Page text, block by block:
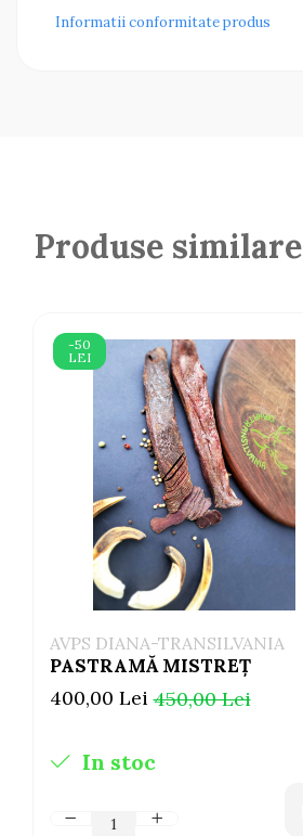
Informatii conformitate produs
Produse similare
-50
LEI
AVPS DIANA-TRANSILVANIA
PASTRAMĂ MISTREȚ
450,00 Lei
400,00 Lei
In stoc